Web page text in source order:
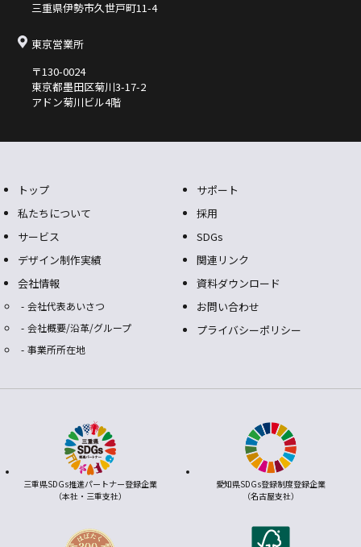
三重県伊勢市久世⼾町11-4
東京営業所
〒130-0024
東京都墨⽥区菊川3-17-2
アドン菊川ビル4階
トップ
私たちについて
サービス
デザイン制作実績
会社情報
会社代表あいさつ
会社概要/沿革/グループ
事業所所在地
サポート
採用
SDGs
関連リンク
資料ダウンロード
お問い合わせ
プライバシーポリシー
三重県SDGs推進パートナー登録企業
（本社・三重支社）
愛知県SDGs登録制度登録企業
（名古屋支社）